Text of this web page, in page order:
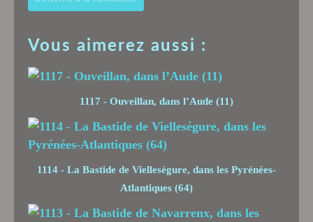
Vous aimerez aussi :
1117 - Ouveillan, dans l’Aude (11)
1114 - La Bastide de Vielleségure, dans les Pyrénées-
Atlantiques (64)